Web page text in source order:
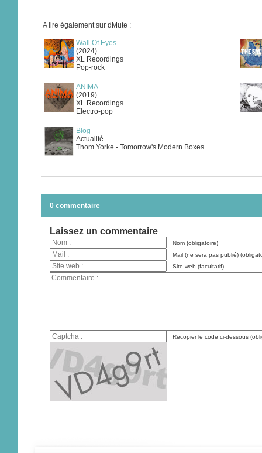
A lire également sur dMute :
Wall Of Eyes
(2024)
XL Recordings
Pop-rock
ANIMA
(2019)
XL Recordings
Electro-pop
Blog
Actualité
Thom Yorke - Tomorrow's Modern Boxes
0 commentaire
Laissez un commentaire
Nom (obligatoire)
Mail (ne sera pas publié)
Site web (facultatif)
Recopier le code ci-dessous